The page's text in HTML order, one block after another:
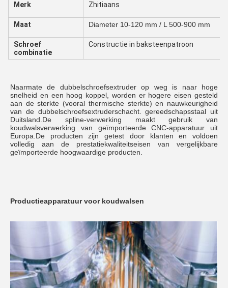
Merk Zhitiaans
Maat Diameter 10-120 mm / L 500-900 mm
Schroef
combinatie
Constructie in baksteenpatroon
Naarmate de dubbelschroefsextruder op weg is naar hoge
snelheid en een hoog koppel, worden er hogere eisen gesteld
aan de sterkte (vooral thermische sterkte) en nauwkeurigheid
van de dubbelschroefsextruderschacht. gereedschapsstaal uit
Duitsland.De spline-verwerking maakt gebruik van
koudwalsverwerking van geïmporteerde CNC-apparatuur uit
Europa.De producten zijn getest door klanten en voldoen
volledig aan de prestatiekwaliteitseisen van vergelijkbare
geïmporteerde hoogwaardige producten.
Productieapparatuur voor koudwalsen